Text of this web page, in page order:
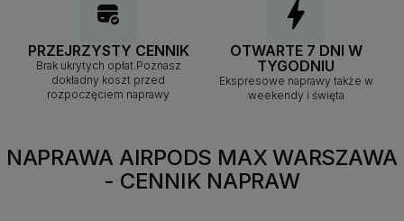
PRZEJRZYSTY CENNIK
Brak ukrytych opłat.Poznasz
dokładny koszt przed
rozpoczęciem naprawy
OTWARTE 7 DNI W
TYGODNIU
Ekspresowe naprawy także w
weekendy i święta
NAPRAWA AIRPODS MAX WARSZAWA
- CENNIK NAPRAW